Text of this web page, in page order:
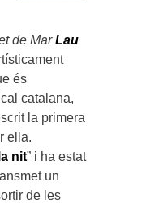
de MarLau
és
catalana,
la primera
ella.
nit” i ha estat
un
de les